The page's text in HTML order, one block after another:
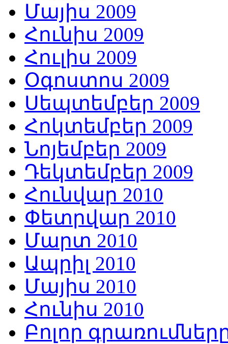
Մայիս 2009
Հունիս 2009
Հուլիս 2009
Օգոստոս 2009
Սեպտեմբեր 2009
Հոկտեմբեր 2009
Նոյեմբեր 2009
Դեկտեմբեր 2009
Հունվար 2010
Փետրվար 2010
Մարտ 2010
Ապրիլ 2010
Մայիս 2010
Հունիս 2010
Բոլոր